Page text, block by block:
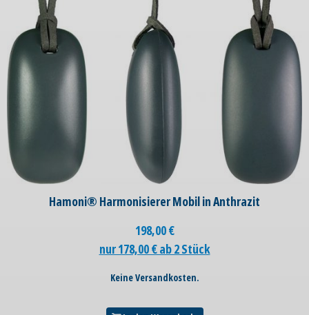
Hamoni® Harmonisierer Mobil in Anthrazit
198,00€
nur 178,00 € ab 2 Stück
Keine Versandkosten.